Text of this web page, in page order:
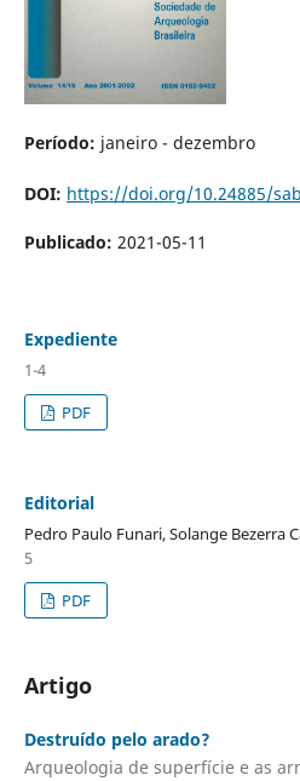
Período: janeiro - dezembro
DOI: https://doi.org/10.24885/
Publicado: 2021-05-11
Expediente
1-4
PDF
Editorial
Pedro Paulo Funari, Solange Bezerra
5
PDF
Artigo
Destruído pelo arado?
Arqueologia de superfície e as